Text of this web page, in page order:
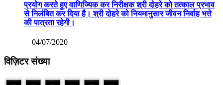
प्रयोग करते हुए वाणिज्यिक कर निरीक्षक श्री दोहरे को तत्काल प्रभाव
से निलंबित कर दिया है। श्री दोहरे को नियमानुसार जीवन निर्वाह भत्ते
की पात्रता रहेगी।
—04/07/2020
विज़िटर संख्या